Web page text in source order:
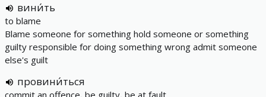
вини́ть
to blame
Blame someone for something hold someone or something
guilty responsible for doing something wrong admit someone
else's guilt
провини́ться
commit an offence, be guilty, be at fault